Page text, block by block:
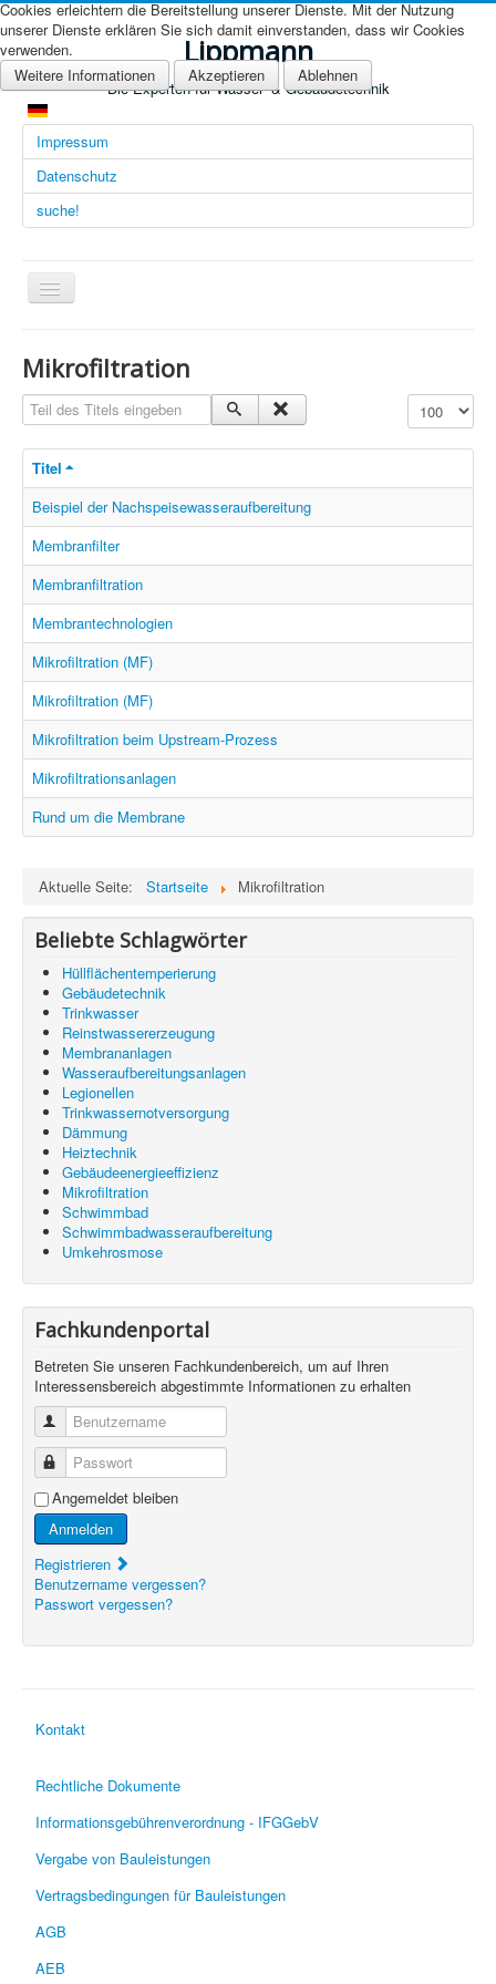
Lippmann
Die Experten für Wasser- & Gebäudetechnik
Impressum
Datenschutz
suche!
Navigation
an/aus
Startseite (Übersicht)
Arbeitsgebiete
Technologien
Information
Produkte & Services
Mikrofiltration
Teil des Titels eingeben Anzeige #
Titel
Beispiel der Nachspeisewasseraufbereitung
Membranfilter
Membranfiltration
Membrantechnologien
Mikrofiltration (MF)
Mikrofiltration (MF)
Mikrofiltration beim Upstream-Prozess
Mikrofiltrationsanlagen
Rund um die Membrane
Aktuelle Seite: Startseite Mikrofiltration
Beliebte Schlagwörter
Hüllflächentemperierung
Gebäudetechnik
Trinkwasser
Reinstwassererzeugung
Membrananlagen
Wasseraufbereitungsanlagen
Legionellen
Trinkwassernotversorgung
Dämmung
Heiztechnik
Gebäudeenergieeffizienz
Mikrofiltration
Schwimmbad
Schwimmbadwasseraufbereitung
Umkehrosmose
Fachkundenportal
Betreten Sie unseren Fachkundenbereich, um auf Ihren
Interessensbereich abgestimmte Informationen zu erhalten
Benutzername
Passwort
Angemeldet bleiben
Anmelden
Registrieren
Benutzername vergessen?
Passwort vergessen?
Kontakt
Rechtliche Dokumente
Informationsgebührenverordnung - IFGGebV
Vergabe von Bauleistungen
Vertragsbedingungen für Bauleistungen
AGB
AEB
Cookies erleichtern die Bereitstellung unserer Dienste. Mit der Nutzung
unserer Dienste erklären Sie sich damit einverstanden, dass wir Cookies
verwenden.
Weitere Informationen
Akzeptieren Ablehnen